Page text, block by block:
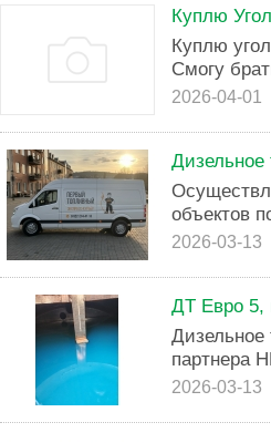
Куплю
Куплю
Смогу
2026-04-01
Дизельное
объектов
2026-03-13
ДТ Евро 5,
Дизельное
партнера
2026-03-13